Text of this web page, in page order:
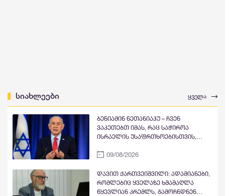
სიახლეები ყველა
ბენიამინ ნეთანიაჰუ – ჩვენ
ვაკეთებთ იმას, რაც საჭიროა
ისრაელის უსაფრთხოებისთვის,
დავდგეთ საუკეთესო მეგობრების
საჭიროა
09/08/2026
დავით ქართვეიშვილი: ადამიანები,
რომლებიც ყველაზე ხმამაღლა
წყევლიან კრემლს, გამოჩნდნენ